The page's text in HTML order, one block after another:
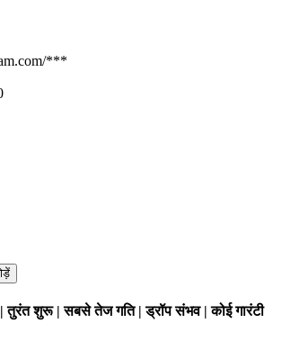
***
तुरंत शुरू | सबसे तेज गति | ड्रॉप संभव | कोई गारंटी